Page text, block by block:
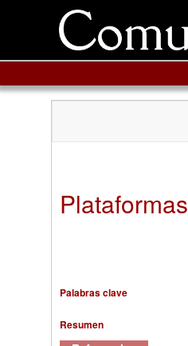
Plataformas
Palabras clave
Resumen